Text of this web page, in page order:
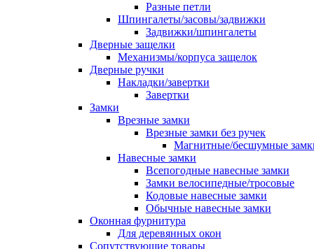
Разные петли
Шпингалеты/засовы/задвижки
Задвижки/шпингалеты
Дверные защелки
Механизмы/корпуса защелок
Дверные ручки
Накладки/завертки
Завертки
Замки
Врезные замки
Врезные замки без ручек
Магнитные/бесшумные
Навесные замки
Всепогодные навесные замки
Замки велосипедные/тросовые
Кодовые навесные замки
Обычные навесные замки
Оконная фурнитура
Для деревянных окон
Сопутствующие товары